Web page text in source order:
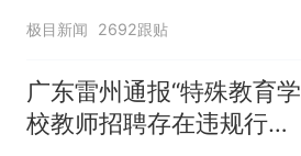
职信流传，院方回应：喻
良教授已卸任院长一职，
不清楚辞职信来源；曾用
手绘图做头像
极目新闻 2692跟贴
广东雷州通报“特殊教育学
校教师招聘存在违规行